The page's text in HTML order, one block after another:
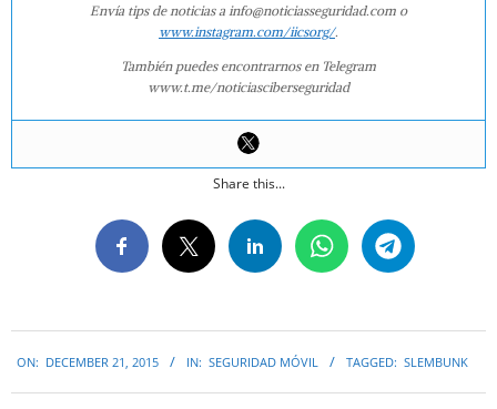
Envía tips de noticias a info@noticiasseguridad.com o
www.instagram.com/iicsorg/.
También puedes encontrarnos en Telegram
www.t.me/noticiasciberseguridad
Share this...
12-
21
ON: DECEMBER 21, 2015 IN: SEGURIDAD MÓVIL TAGGED: SLEMBUNK